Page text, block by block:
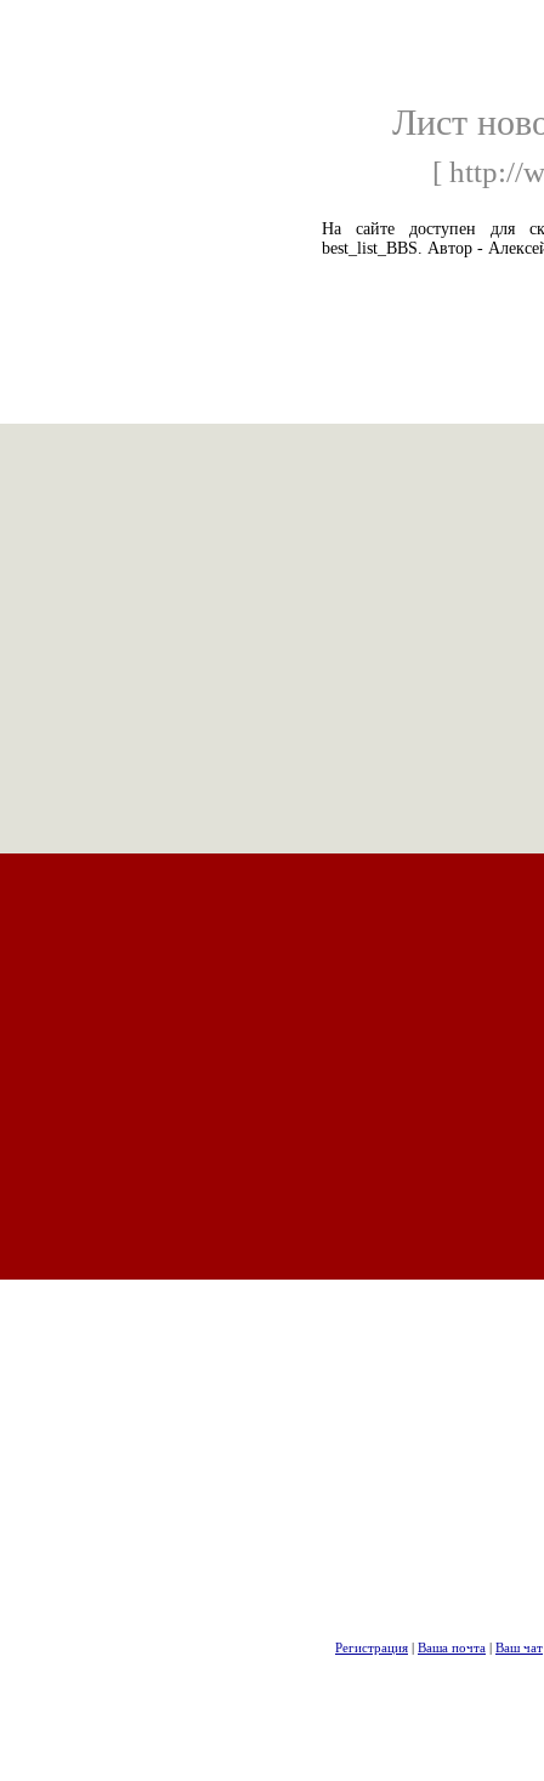
Лист
[ http://
На сайте доступен для
best_list_BBS. Автор -
Регистрация | Ваша почта | Ваш чат